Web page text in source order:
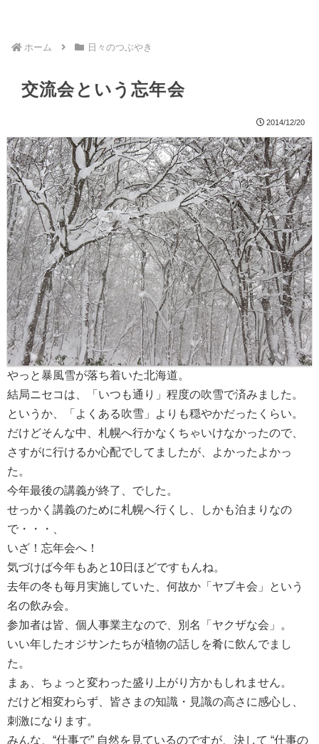
ホーム 日々のつぶやき
交流会という忘年会
2014/12/20
やっと暴風雪が落ち着いた北海道。
結局ニセコは、「いつも通り」程度の吹雪で済みました。
というか、「よくある吹雪」よりも穏やかだったくらい。
だけどそんな中、札幌へ行かなくちゃいけなかったので、
さすがに行けるか心配でしてましたが、よかったよかっ
た。
今年最後の講義が終了、でした。
せっかく講義のために札幌へ行くし、しかも泊まりなの
で・・・、
いざ！忘年会へ！
気づけば今年もあと10日ほどですもんね。
去年の冬も毎月実施していた、何故か「ヤブキ会」という
名の飲み会。
参加者は皆、個人事業主なので、別名「ヤクザな会」。
いい年したオジサンたちが植物の話しを肴に飲んでまし
た。
まぁ、ちょっと変わった盛り上がり方かもしれません。
だけど相変わらず、皆さまの知識・見識の高さに感心し、
刺激になります。
みんな、“仕事で” 自然を見ているのですが、決して “仕事の